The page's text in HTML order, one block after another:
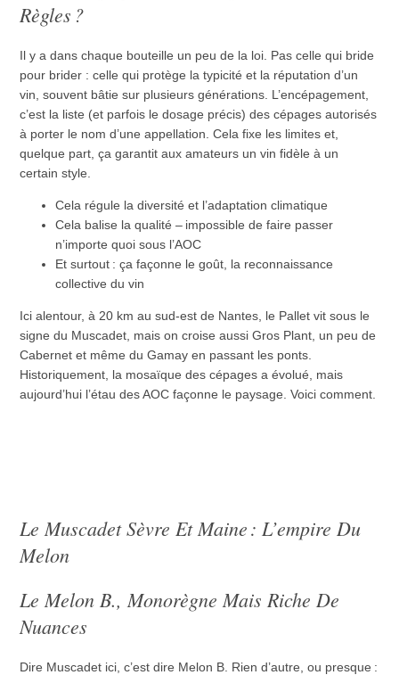
Règles ?
Il y a dans chaque bouteille un peu de la loi. Pas celle qui bride
pour brider : celle qui protège la typicité et la réputation d’un
vin, souvent bâtie sur plusieurs générations. L’encépagement,
c’est la liste (et parfois le dosage précis) des cépages autorisés
à porter le nom d’une appellation. Cela fixe les limites et,
quelque part, ça garantit aux amateurs un vin fidèle à un
certain style.
Cela régule la diversité et l’adaptation climatique
Cela balise la qualité – impossible de faire passer
n’importe quoi sous l’AOC
Et surtout : ça façonne le goût, la reconnaissance
collective du vin
Ici alentour, à 20 km au sud-est de Nantes, le Pallet vit sous le
signe du Muscadet, mais on croise aussi Gros Plant, un peu de
Cabernet et même du Gamay en passant les ponts.
Historiquement, la mosaïque des cépages a évolué, mais
aujourd’hui l’étau des AOC façonne le paysage. Voici comment.
Le Muscadet Sèvre Et Maine : L’empire Du
Melon
Le Melon B., Monorègne Mais Riche De
Nuances
Dire Muscadet ici, c’est dire Melon B. Rien d’autre, ou presque :